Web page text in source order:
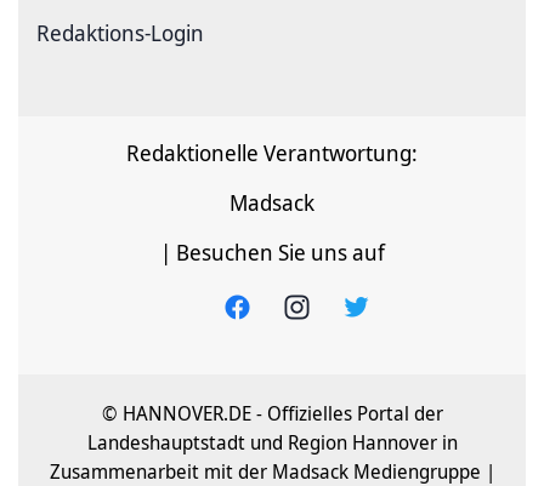
Redaktions-Login
Redaktionelle Verantwortung:
Madsack
| Besuchen Sie uns auf
© HANNOVER.DE - Offizielles Portal der
Landeshauptstadt und Region Hannover in
Zusammenarbeit mit der Madsack Mediengruppe |